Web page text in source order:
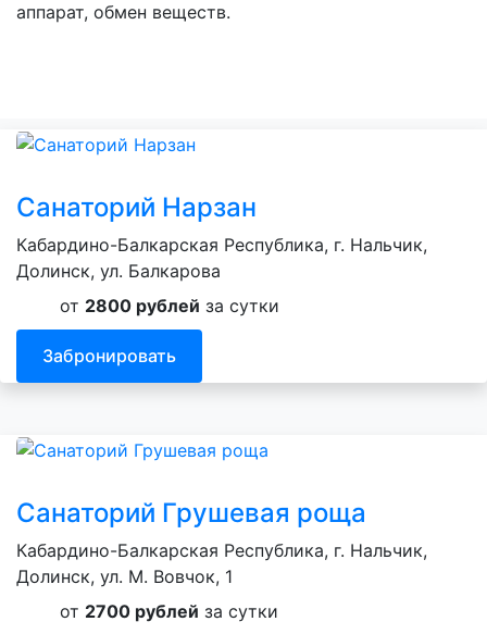
аппарат, обмен веществ.
Санаторий Нарзан
Кабардино-Балкарская Республика, г. Нальчик,
Долинск, ул. Балкарова
от 2800 рублей за сутки
Забронировать
Санаторий Грушевая роща
Кабардино-Балкарская Республика, г. Нальчик,
Долинск, ул. М. Вовчок, 1
от 2700 рублей за сутки